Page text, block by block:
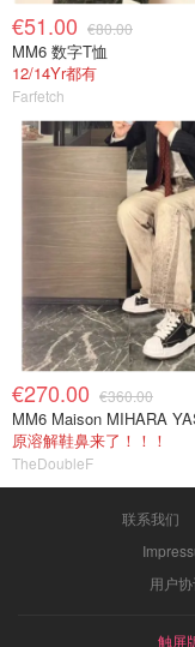
€51.00 €80.00
MM6 数字T恤
12/14Yr都有
Farfetch
€270.00 €360.00
原溶解鞋鼻来了！！！
TheDoubleF
联系我们
用户
触屏